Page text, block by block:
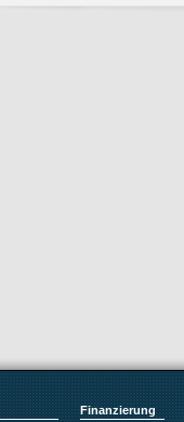
Finanzierung